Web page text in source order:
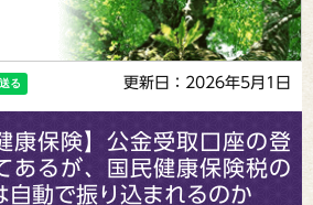
更新日：2026年5月1日
康保険】公金受取口座の登
あるが、国民健康保険税の
自動で振り込まれるのか